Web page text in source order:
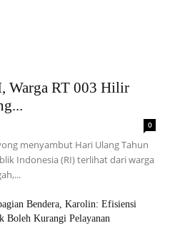
Warga RT 003 Hilir
0
menyambut Hari Ulang Tahun
Indonesia (RI) terlihat dari warga
Bendera, Karolin: Efisiensi
Boleh Kurangi Pelayanan